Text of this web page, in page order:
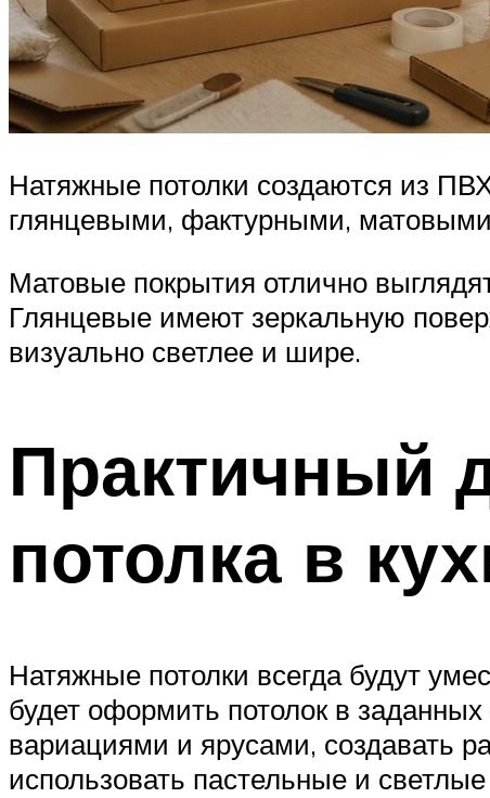
Натяжные потолки создаются из
глянцевыми, фактурными,
Матовые покрытия отлично
Глянцевые имеют зеркальную
визуально светлее и шире.
Практичный
потолка в
Натяжные потолки всегда будут
будет оформить потолок в
вариациями и ярусами, создавать
использовать пастельные и